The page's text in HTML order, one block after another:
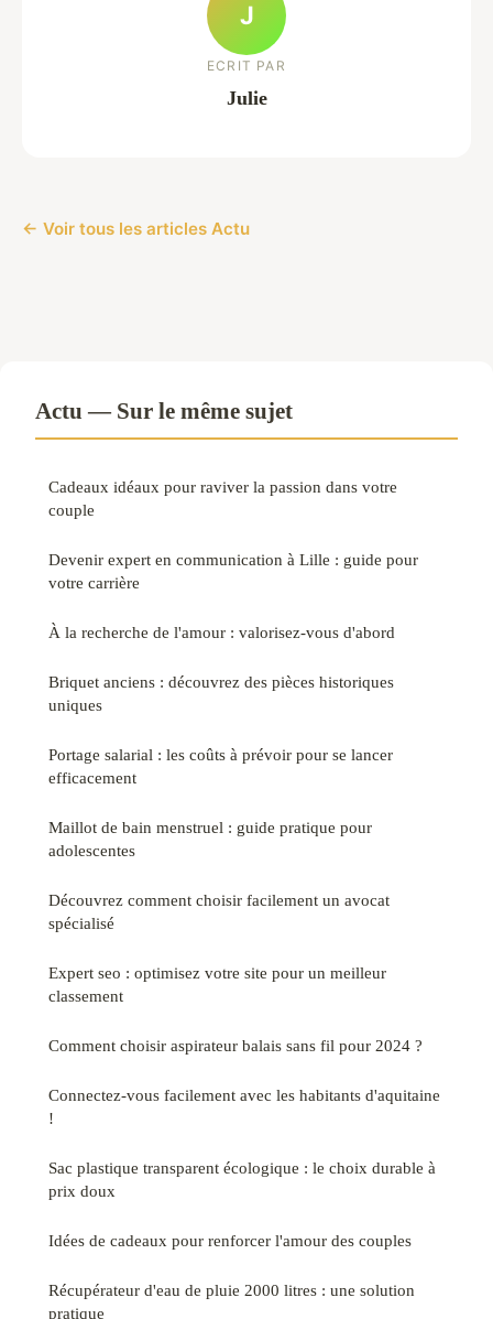
J
ECRIT PAR
Julie
← Voir tous les articles Actu
Actu — Sur le même sujet
Cadeaux idéaux pour raviver la passion dans votre
couple
Devenir expert en communication à Lille : guide pour
votre carrière
À la recherche de l'amour : valorisez-vous d'abord
Briquet anciens : découvrez des pièces historiques
uniques
Portage salarial : les coûts à prévoir pour se lancer
efficacement
Maillot de bain menstruel : guide pratique pour
adolescentes
Découvrez comment choisir facilement un avocat
spécialisé
Expert seo : optimisez votre site pour un meilleur
classement
Comment choisir aspirateur balais sans fil pour 2024 ?
Connectez-vous facilement avec les habitants d'aquitaine
!
Sac plastique transparent écologique : le choix durable à
prix doux
Idées de cadeaux pour renforcer l'amour des couples
Récupérateur d'eau de pluie 2000 litres : une solution
pratique